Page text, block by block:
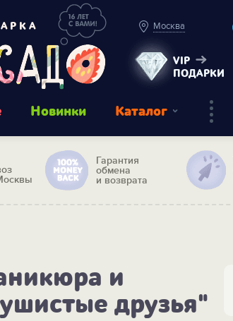
Москва
VIP
ПОДАРКИ
Новинки Каталог
Гарантия
обмена
и возврата
и
друзья"